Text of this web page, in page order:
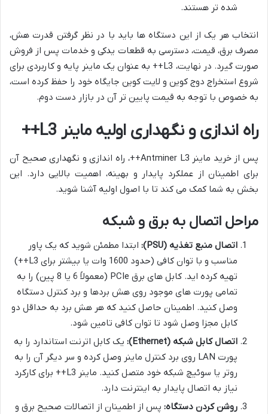
شده تر هستند.
انتخاب هر یک از این دستگاه ها باید با در نظر گرفتن قدرت هش،
مصرف برق، قیمت، دسترسی به قطعات یدکی و خدمات پس از فروش
صورت گیرد. در نهایت، L3++ به عنوان یک ماینر پایه و کاربردی برای
شروع استخراج دوج کوین و لایت کوین جایگاه خود را حفظ کرده است،
به خصوص با توجه به قیمت پایین تر آن در بازار دست دوم.
راه اندازی و نگهداری اولیه ماینر L3++
پس از خرید ماینر Antminer L3++، راه اندازی و نگهداری صحیح آن
برای اطمینان از عملکرد پایدار و بهینه، اهمیت بالایی دارد. این
بخش به شما کمک می کند تا با اصول اولیه آشنا شوید.
مراحل اتصال به برق و شبکه
اتصال منبع تغذیه (PSU):
ابتدا مطمئن شوید که یک پاور
مناسب و با توان کافی (حدود 1600 وات یا بیشتر برای L3++)
تهیه کرده اید. کابل های برق PCIe (معمولاً 6 یا 8 پین) را به
تمامی پورت های موجود روی هش بردها و برد کنترل دستگاه
وصل کنید. اطمینان حاصل کنید که هر هش برد به حداقل دو
کابل مجزا وصل شود تا توان کافی تامین شود.
اتصال کابل شبکه (Ethernet):
یک کابل اترنت استاندارد را به
پورت LAN روی برد کنترل ماینر وصل کرده و سر دیگر آن را به
روتر یا سوئیچ شبکه خود متصل کنید. ماینر L3++ برای کارکرد
نیاز به اتصال پایدار به اینترنت دارد.
روشن کردن دستگاه: پس از اطمینان از اتصالات صحیح برق و